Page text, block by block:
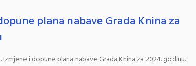
plana nabave Grada Knina za
Izmjene i dopune plana nabave Grada Knina za 2024. godinu.